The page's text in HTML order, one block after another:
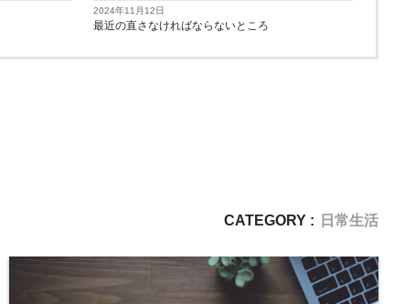
2024年11月12日
最近の直さなければならないところ
CATEGORY : 日常生活